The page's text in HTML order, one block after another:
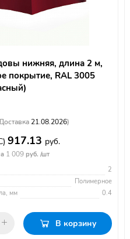
нижняя, длина 2 м,
покрытие, RAL 3005
21.08.2026)
917.13 руб.
1 009 руб. /шт
2
Полимерное
мм
0.4
В корзину